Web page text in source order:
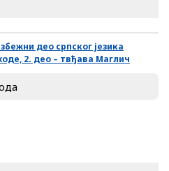
део српског језика
2. део – твђава Маглич